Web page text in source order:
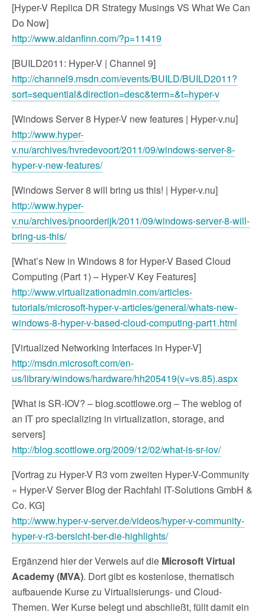
[Hyper-V Replica DR Strategy Musings VS What We Can
Do Now]
http://www.aidanfinn.com/?p=11419
[BUILD2011: Hyper-V | Channel 9]
http://channel9.msdn.com/events/BUILD/BUILD2011?
sort=sequential&direction=desc&term=&t=hyper-v
[Windows Server 8 Hyper-V new features | Hyper-v.nu]
http://www.hyper-
v.nu/archives/hvredevoort/2011/09/windows-server-8-
hyper-v-new-features/
[Windows Server 8 will bring us this! | Hyper-v.nu]
http://www.hyper-
v.nu/archives/pnoorderijk/2011/09/windows-server-8-will-
bring-us-this/
[What’s New in Windows 8 for Hyper-V Based Cloud
Computing (Part 1) – Hyper-V Key Features]
http://www.virtualizationadmin.com/articles-
tutorials/microsoft-hyper-v-articles/general/whats-new-
windows-8-hyper-v-based-cloud-computing-part1.html
[Virtualized Networking Interfaces in Hyper-V]
http://msdn.microsoft.com/en-
us/library/windows/hardware/hh205419(v=vs.85).aspx
[What is SR-IOV? – blog.scottlowe.org – The weblog of
an IT pro specializing in virtualization, storage, and
servers]
http://blog.scottlowe.org/2009/12/02/what-is-sr-iov/
[Vortrag zu Hyper-V R3 vom zweiten Hyper-V-Community
« Hyper-V Server Blog der Rachfahl IT-Solutions GmbH &
Co. KG]
http://www.hyper-v-server.de/videos/hyper-v-community-
hyper-v-r3-bersicht-ber-die-highlights/
Ergänzend hier der Verweis auf die Microsoft Virtual
Academy (MVA). Dort gibt es kostenlose, thematisch
aufbauende Kurse zu Virtualisierungs- und Cloud-
Themen. Wer Kurse belegt und abschließt, füllt damit ein